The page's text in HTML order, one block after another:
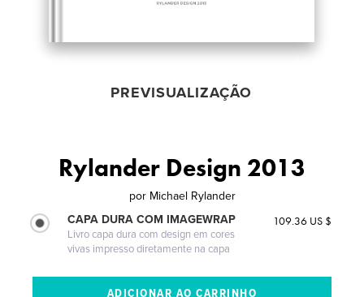
PREVISUALIZAÇÃO
Rylander Design 2013
por Michael Rylander
CAPA DURA COM IMAGEWRAP
Livro capa dura com design em cores
vivas impresso diretamente na capa
109.36 US $